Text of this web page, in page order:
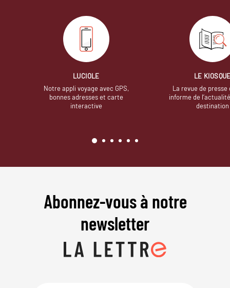
LUCIOLE
Notre appli voyage avec GPS,
bonnes adresses et carte
interactive
LE
La revue de presse
informe de
destination
Abonnez-vous à notre
newsletter